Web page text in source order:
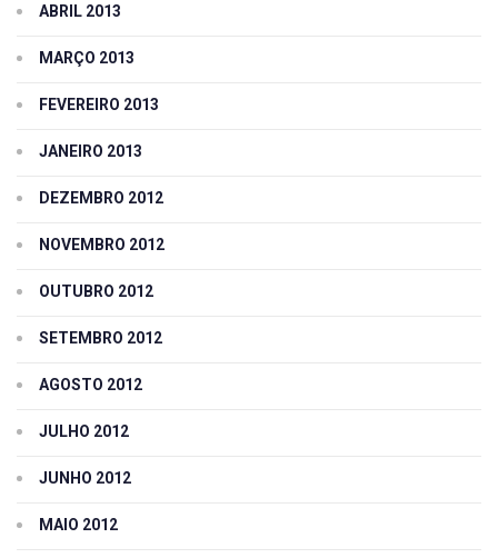
ABRIL 2013
MARÇO 2013
FEVEREIRO 2013
JANEIRO 2013
DEZEMBRO 2012
NOVEMBRO 2012
OUTUBRO 2012
SETEMBRO 2012
AGOSTO 2012
JULHO 2012
JUNHO 2012
MAIO 2012